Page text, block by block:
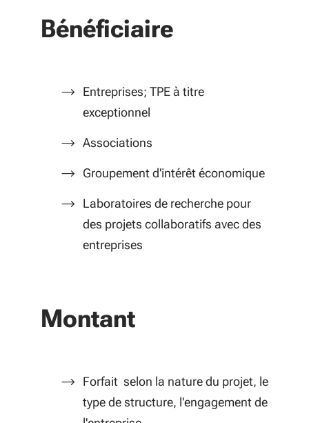
Bénéficiaire
Entreprises; TPE à titre
exceptionnel
Associations
Groupement d'intérêt économique
Laboratoires de recherche pour
des projets collaboratifs avec des
entreprises
Montant
Forfait selon la nature du projet, le
type de structure, l'engagement de